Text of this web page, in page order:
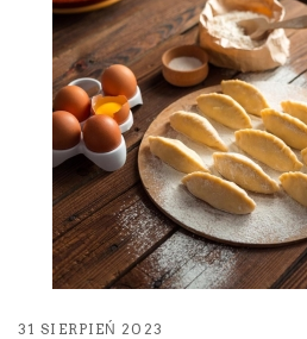
31 SIERPIEŃ 2023